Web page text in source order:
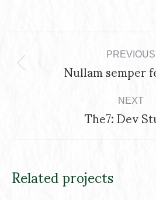
Project
navigation PREVIOUS
Nullam semper
NEXT
Next
The7: Dev
Related projects